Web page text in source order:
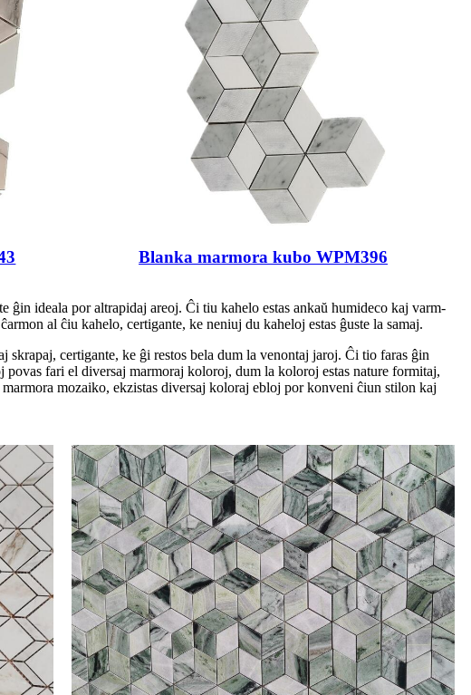
Blanka marmora kubo WPM396
ĝin ideala por altrapidaj areoj. Ĉi tiu kahelo estas ankaŭ humideco kaj varm-
al ĉiu kahelo, certigante, ke neniuj du kaheloj estas ĝuste la samaj.
certigante, ke ĝi restos bela dum la venontaj jaroj. Ĉi tio faras ĝin
fari el diversaj marmoraj koloroj, dum la koloroj estas nature formitaj,
mozaiko, ekzistas diversaj koloraj ebloj por konveni ĉiun stilon kaj